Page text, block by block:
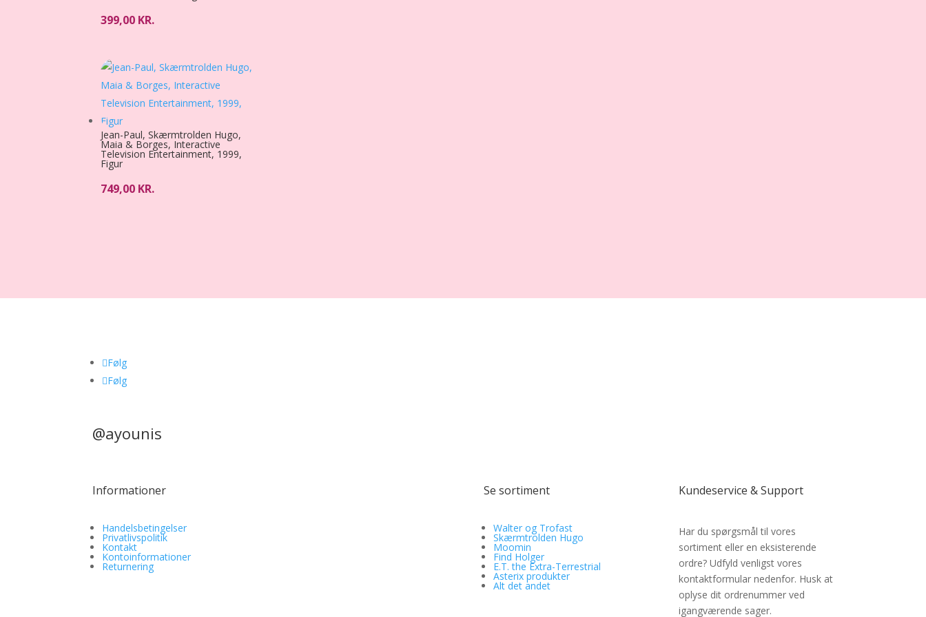
399,00 KR.
Jean-Paul, Skærmtrolden Hugo,
Maia & Borges, Interactive
Television Entertainment, 1999,
Figur
749,00 KR.
Følg
Følg
@ayounis
Informationer
Handelsbetingelser
Privatlivspolitik
Kontakt
Kontoinformationer
Returnering
Se sortiment
Walter og Trofast
Skærmtrolden Hugo
Moomin
Find Holger
E.T. the Extra-Terrestrial
Asterix produkter
Alt det andet
Kundeservice & Support
Har du spørgsmål til vores
sortiment eller en eksisterende
ordre? Udfyld venligst vores
kontaktformular nedenfor. Husk at
oplyse dit ordrenummer ved
igangværende sager.